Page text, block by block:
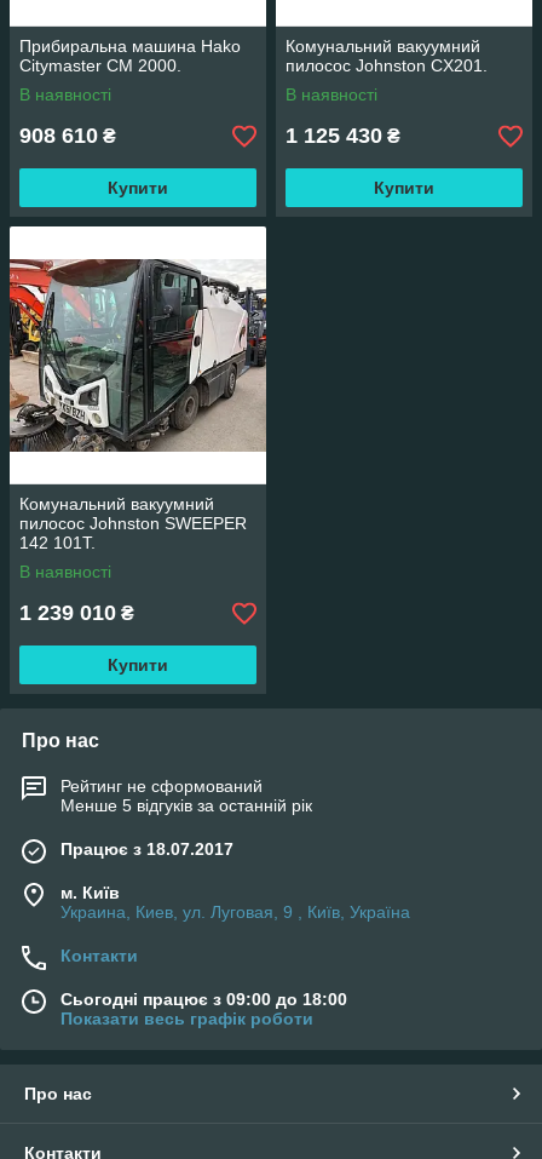
Прибиральна машина Hako
Citymaster CM 2000.
В наявності
908 610 ₴
Купити
Комунальний вакуумний
пилосос Johnston CX201.
В наявності
1 125 430 ₴
Купити
Комунальний вакуумний
пилосос Johnston SWEEPER
142 101T.
В наявності
1 239 010 ₴
Купити
Про нас
Рейтинг не сформований
Менше 5 відгуків за останній рік
Працює з 18.07.2017
м. Київ
Украина, Киев, ул. Луговая, 9 , Київ, Україна
Контакти
Сьогодні працює з 09:00 до 18:00
Показати весь графік роботи
Про нас
Контакти